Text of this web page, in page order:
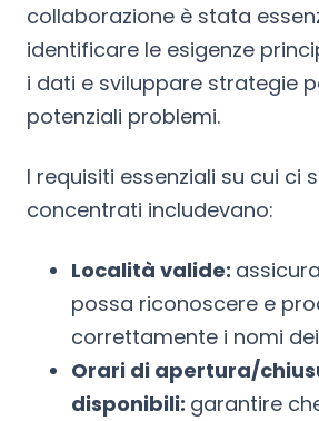
collaborazione è stata
identificare le esigenze
i dati e sviluppare strategie
potenziali problemi.
I requisiti essenziali su cui ci
concentrati includevano:
Località valide:
possa riconoscere e
correttamente i nomi
Orari di apertura/
disponibili: garantire